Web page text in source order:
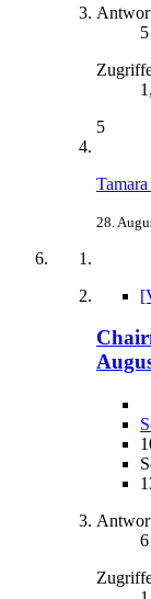
5
5
28.
6